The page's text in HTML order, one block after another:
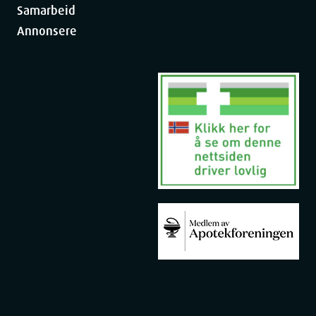
Eldre med aldersrelatert tørr hud
Diabetikere som trenger spesiell fotpleie
De som ønsker en pålitelig fuktighetskrem for daglig bruk på
Hvorfor velge Dexeryl Fuktighetskrem?
: Klinisk testet og anbefalt av hudleger.
: Egnet for både kropp og ansikt, og for ulike
Høy konsentrasjon av aktive ingredienser
: Lett tekstur som absorberes raskt uten å
Samarbeid
Annonsere